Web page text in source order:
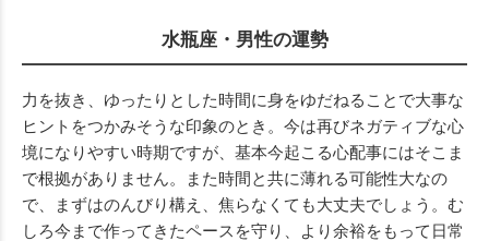
水瓶座・男性の運勢
力を抜き、ゆったりとした時間に身をゆだねることで大事な
ヒントをつかみそうな印象のとき。今は再びネガティブな心
境になりやすい時期ですが、基本今起こる心配事にはそこま
で根拠がありません。また時間と共に薄れる可能性大なの
で、まずはのんびり構え、焦らなくても大丈夫でしょう。む
しろ今まで作ってきたペースを守り、より余裕をもって日常